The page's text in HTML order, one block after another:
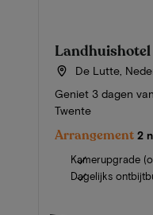
Landhuishotel
De Lutte,
Geniet 3 dagen
Twente
Arrangement 2
Kamerupgrade
Dagelijks